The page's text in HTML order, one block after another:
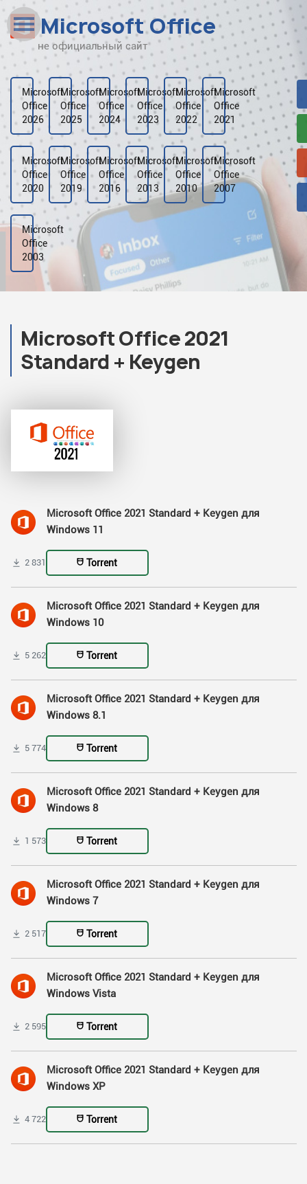
Наверх
Рейтинг
Видео
Галерея
Microsoft Office
не официальный сайт
Microsoft
Office
2026
Microsoft
Office
2025
Microsoft
Office
2024
Microsoft
Office
2023
Microsoft
Office
2022
Microsoft
Office
2021
Microsoft
Office
2020
Microsoft
Office
2019
Microsoft
Office
2016
Microsoft
Office
2013
Microsoft
Office
2010
Microsoft
Office
2007
Microsoft
Office
2003
Microsoft Office 2021
Standard + Keygen
Microsoft Office 2021 Standard + Keygen для
Windows 11
2 831 Torrent
Microsoft Office 2021 Standard + Keygen для
Windows 10
5 262 Torrent
Microsoft Office 2021 Standard + Keygen для
Windows 8.1
5 774 Torrent
Microsoft Office 2021 Standard + Keygen для
Windows 8
1 573 Torrent
Microsoft Office 2021 Standard + Keygen для
Windows 7
2 517 Torrent
Microsoft Office 2021 Standard + Keygen для
Windows Vista
2 595 Torrent
Microsoft Office 2021 Standard + Keygen для
Windows XP
4 722 Torrent